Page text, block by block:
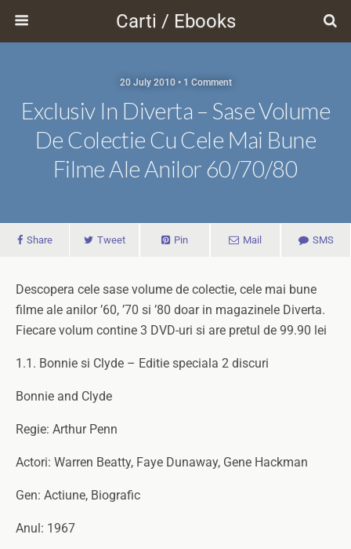
Carti / Ebooks
20 July 2010 • 1 Comment
Exclusiv In Diverta – Sase Volume
De Colectie Cu Cele Mai Bune
Filme Ale Anilor 60/70/80
Share Tweet Pin Mail SMS
Descopera cele sase volume de colectie, cele mai bune
filme ale anilor ’60, ’70 si ’80 doar in magazinele Diverta.
Fiecare volum contine 3 DVD-uri si are pretul de 99.90 lei
1.1. Bonnie si Clyde – Editie speciala 2 discuri
Bonnie and Clyde
Regie: Arthur Penn
Actori: Warren Beatty, Faye Dunaway, Gene Hackman
Gen: Actiune, Biografic
Anul: 1967